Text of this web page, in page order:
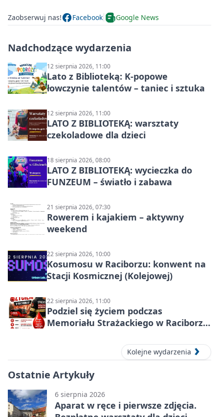
Zaobserwuj nas! Facebook Google News
Nadchodzące wydarzenia
12 sierpnia 2026, 11:00
Lato z Biblioteką: K-popowe
łowczynie talentów – taniec i sztuka
12 sierpnia 2026, 11:00
LATO Z BIBLIOTEKĄ: warsztaty
czekoladowe dla dzieci
18 sierpnia 2026, 08:00
LATO Z BIBLIOTEKĄ: wycieczka do
FUNZEUM – światło i zabawa
21 sierpnia 2026, 07:30
Rowerem i kajakiem – aktywny
weekend
22 sierpnia 2026, 10:00
Kosumosu w Raciborzu: konwent na
Stacji Kosmicznej (Kolejowej)
22 sierpnia 2026, 11:00
Podziel się życiem podczas
Memoriału Strażackiego w Raciborzu
Kolejne wydarzenia
Ostatnie Artykuły
6 sierpnia 2026
Aparat w ręce i pierwsze zdjęcia.